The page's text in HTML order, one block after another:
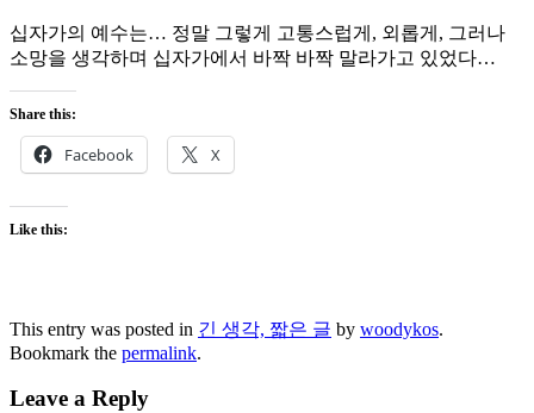
십자가의 예수는… 정말 그렇게 고통스럽게, 외롭게, 그러나
소망을 생각하며 십자가에서 바짝 바짝 말라가고 있었다…
Share this:
Facebook X
Like this:
This entry was posted in 긴 생각, 짧은 글 by woodykos.
Bookmark the permalink.
Leave a Reply